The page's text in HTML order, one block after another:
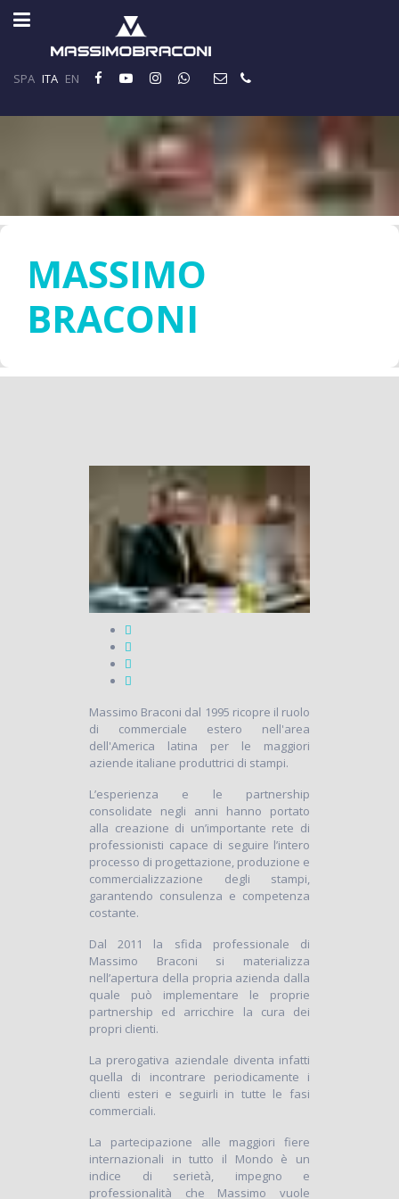
SPA ITA EN
MASSIMO
BRACONI
Massimo Braconi dal 1995 ricopre il ruolo
di commerciale estero nell'area
dell'America latina per le maggiori
aziende italiane produttrici di stampi.
L’esperienza e le partnership
consolidate negli anni hanno portato
alla creazione di un’importante rete di
professionisti capace di seguire l’intero
processo di progettazione, produzione e
commercializzazione degli stampi,
garantendo consulenza e competenza
costante.
Dal 2011 la sfida professionale di
Massimo Braconi si materializza
nell’apertura della propria azienda dalla
quale può implementare le proprie
partnership ed arricchire la cura dei
propri clienti.
La prerogativa aziendale diventa infatti
quella di incontrare periodicamente i
clienti esteri e seguirli in tutte le fasi
commerciali.
La partecipazione alle maggiori fiere
internazionali in tutto il Mondo è un
indice di serietà, impegno e
professionalità che Massimo vuole